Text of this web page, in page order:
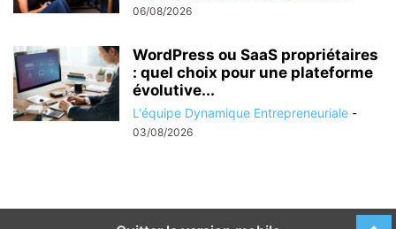
06/08/2026
WordPress ou SaaS propriétaires
: quel choix pour une plateforme
évolutive...
L'équipe Dynamique Entrepreneuriale -
03/08/2026